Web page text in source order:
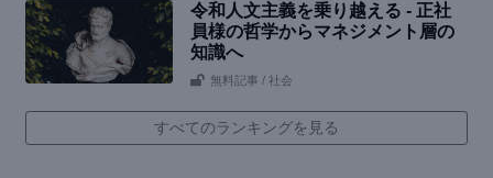
令和人文主義を乗り越える - 正社
員様の哲学からマネジメント層の
知識へ
無料記事 / 社会
すべてのランキングを見る